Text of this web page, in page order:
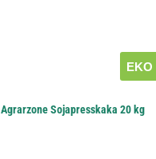
EKO
Agrarzone Sojapresskaka 20 kg